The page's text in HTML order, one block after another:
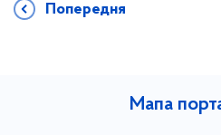
Попередня
Мапа